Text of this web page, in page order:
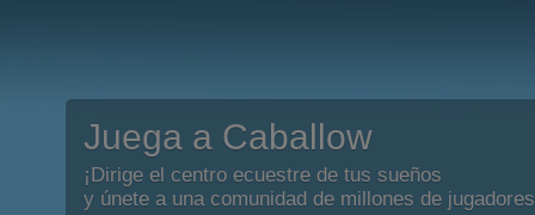
Juega a Caballow
¡Dirige el centro ecuestre de tus sueños
y únete a una comunidad de millones de